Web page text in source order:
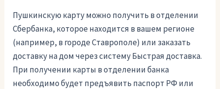
Пушкинскую карту можно получить в отделении
Сбербанка, которое находится в вашем регионе
(например, в городе Ставрополе) или заказать
доставку на дом через систему Быстрая доставка.
При получении карты в отделении банка
необходимо будет предъявить паспорт РФ или